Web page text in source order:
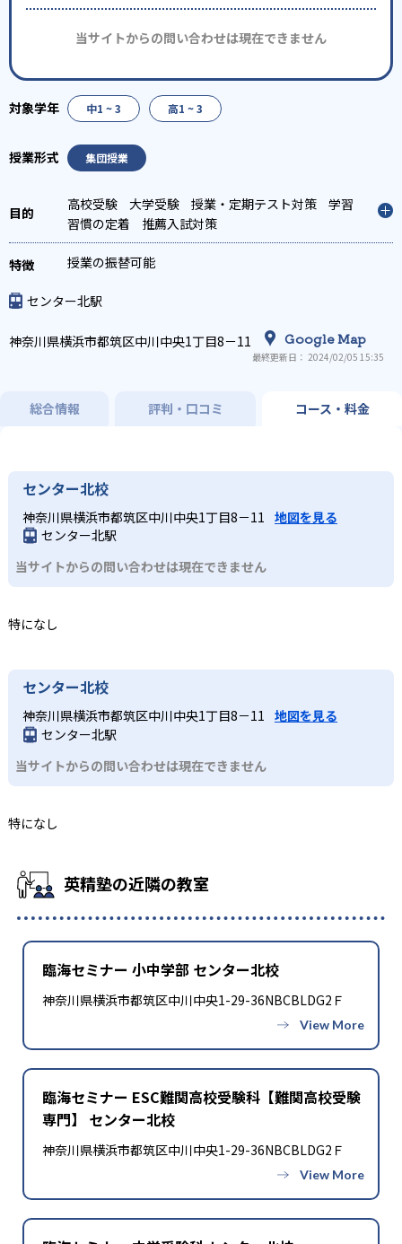
当サイトからの問い合わせは現在できません
中1 ~ 3 高1 ~ 3
集団授業
高校受験 大学受験 授業・定期テスト対策
学習
習慣の定着
推薦入試対策
授業の振替可能
センター北駅
神奈川県横浜市都筑区中川中央1丁目8－11 Google Map
最終更新日： 2024/02/05 15:35
総合情報 評判・口コミ コース・料金
センター北校
神奈川県横浜市都筑区中川中央1丁目8－11 地図を見る
センター北駅
当サイトからの問い合わせは現在できません
特になし
センター北校
神奈川県横浜市都筑区中川中央1丁目8－11 地図を見る
センター北駅
当サイトからの問い合わせは現在できません
特になし
英精塾の近隣の教室
臨海セミナー 小中学部 センター北校
神奈川県横浜市都筑区中川中央1-29-36NBCBLDG2Ｆ
臨海セミナー ESC難関高校受験科【難関高校受験
専門】 センター北校
神奈川県横浜市都筑区中川中央1-29-36NBCBLDG2Ｆ